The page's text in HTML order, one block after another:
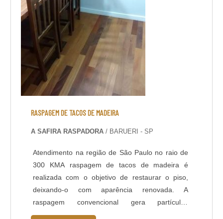
RASPAGEM DE TACOS DE MADEIRA
A SAFIRA RASPADORA/ BARUERI - SP
Atendimento na região de São Paulo no raio de
300 KMA raspagem de tacos de madeira é
realizada com o objetivo de restaurar o piso,
deixando-o com aparência renovada. A
raspagem convencional gera partículas
microscópicas de poeira que permanecem no